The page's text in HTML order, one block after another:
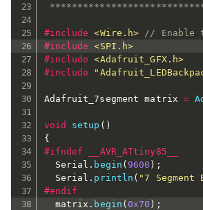
#include <Wire.h>
// Enable
#include
<SPI.h>
#include
<Adafruit_GFX.h>
#include
Adafruit_7segment matrix =
void setup ( )
{
#ifndef __AVR_ATtiny85__
  Serial
. begin (9600 ) ;
  Serial
. println ( "7 Segment
#endif
  matrix
. begin (0x70 ) ;